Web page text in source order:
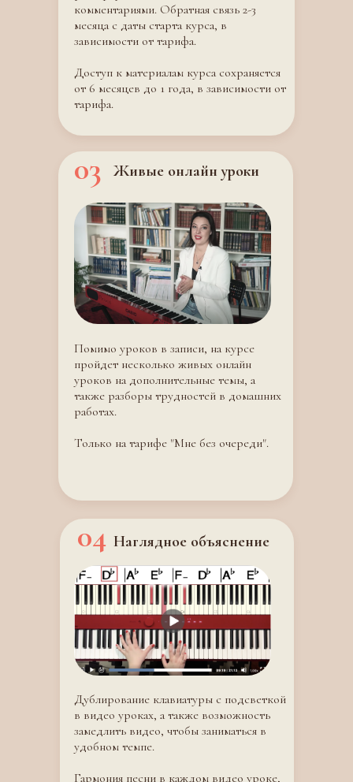
комментариями. Обратная связь 2-3
месяца с даты старта курса, в
зависимости от тарифа.
Доступ к материалам курса сохраняется
от 6 месяцев до 1 года, в зависимости от
тарифа.
Дублирование клавиатуры с подсветкой
в видео уроках, а также возможность
замедлить видео, чтобы заниматься в
удобном темпе.
Гармония песни в каждом видео уроке,
Наглядное объяснение
04
03 Живые онлайн уроки
Помимо уроков в записи, на курсе
пройдет несколько живых онлайн
уроков на дополнительные темы, а
также разборы трудностей в домашних
работах.
Только на тарифе "Мне без очереди".